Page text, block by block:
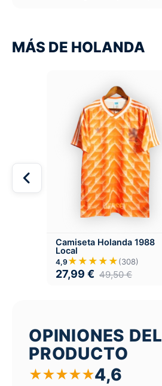
MÁS DE HOLANDA
Camiseta Holanda 1988
Local
4,9 ★★★★★(308)
27,99 € 49,50€
OPINIONES DEL
PRODUCTO
★★★★★4,6